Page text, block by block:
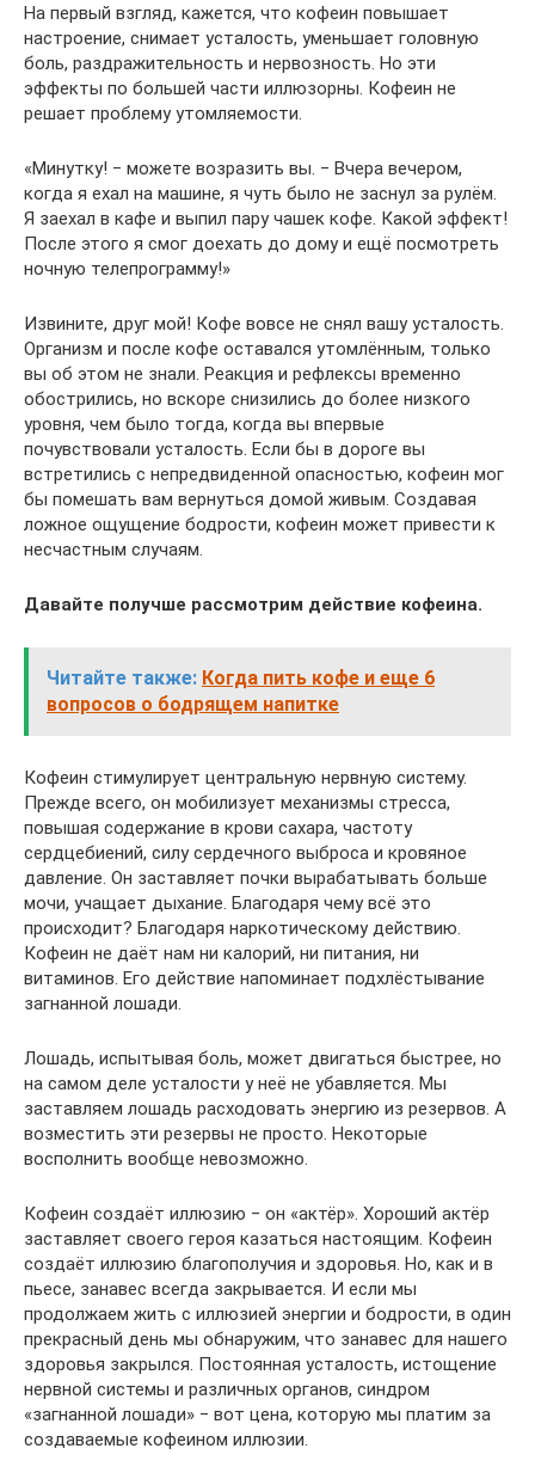
На первый взгляд, кажется, что кофеин повышает
настроение, снимает усталость, уменьшает головную
боль, раздражительность и нервозность. Но эти
эффекты по большей части иллюзорны. Кофеин не
решает проблему утомляемости.
«Минутку! ‒ можете возразить вы. ‒ Вчера вечером,
когда я ехал на машине, я чуть было не заснул за рулём.
Я заехал в кафе и выпил пару чашек кофе. Какой эффект!
После этого я смог доехать до дому и ещё посмотреть
ночную телепрограмму!»
Извините, друг мой! Кофе вовсе не снял вашу усталость.
Организм и после кофе оставался утомлённым, только
вы об этом не знали. Реакция и рефлексы временно
обострились, но вскоре снизились до более низкого
уровня, чем было тогда, когда вы впервые
почувствовали усталость. Если бы в дороге вы
встретились с непредвиденной опасностью, кофеин мог
бы помешать вам вернуться домой живым. Создавая
ложное ощущение бодрости, кофеин может привести к
несчастным случаям.
Давайте получше рассмотрим действие кофеина.
Читайте также: Когда пить кофе и еще 6
вопросов о бодрящем напитке
Кофеин стимулирует центральную нервную систему.
Прежде всего, он мобилизует механизмы стресса,
повышая содержание в крови сахара, частоту
сердцебиений, силу сердечного выброса и кровяное
давление. Он заставляет почки вырабатывать больше
мочи, учащает дыхание. Благодаря чему всё это
происходит? Благодаря наркотическому действию.
Кофеин не даёт нам ни калорий, ни питания, ни
витаминов. Его действие напоминает подхлёстывание
загнанной лошади.
Лошадь, испытывая боль, может двигаться быстрее, но
на самом деле усталости у неё не убавляется. Мы
заставляем лошадь расходовать энергию из резервов. А
возместить эти резервы не просто. Некоторые
восполнить вообще невозможно.
Кофеин создаёт иллюзию ‒ он «актёр». Хороший актёр
заставляет своего героя казаться настоящим. Кофеин
создаёт иллюзию благополучия и здоровья. Но, как и в
пьесе, занавес всегда закрывается. И если мы
продолжаем жить с иллюзией энергии и бодрости, в один
прекрасный день мы обнаружим, что занавес для нашего
здоровья закрылся. Постоянная усталость, истощение
нервной системы и различных органов, синдром
«загнанной лошади» ‒ вот цена, которую мы платим за
создаваемые кофеином иллюзии.